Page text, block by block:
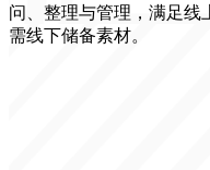
问、整理与管理，满足线
需线下储备素材。